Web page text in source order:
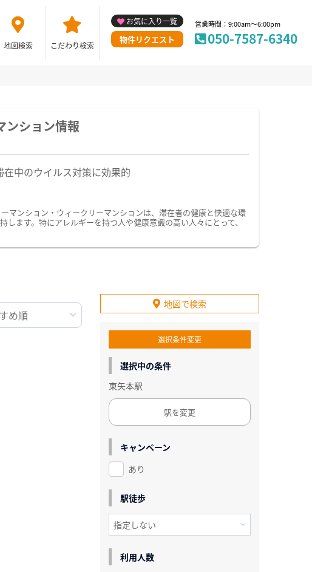
地図検索 こだわり検索
お気に入り一覧
物件リクエスト
営業時間：9:00am～6:00pm
050-7587-6340
ンション情報
在中のウイルス対策に効果的
マンション・ウィークリーマンションは、滞在者の健康と快適な環
ます。特にアレルギーを持つ人や健康意識の高い人々にとって、
地図で検索
選択条件変更
選択中の条件
東矢本駅
駅を変更
キャンペーン
あり
駅徒歩
利用人数